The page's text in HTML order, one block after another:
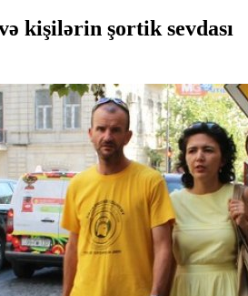
kişilərin şortik sevdası